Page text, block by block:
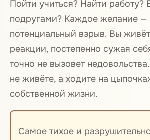
Пойти учиться? Найти работу?
подругами? Каждое желание —
потенциальный взрыв. Вы
реакции, постепенно сужая
точно не вызовет
не живёте, а ходите на
собственной жизни.
Самое тихое и